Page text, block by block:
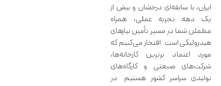
ایران، با سابقه‌ای درخشان و بیش از
یک دهه تجربه عملی، همراه
مطمئن شما در مسیر تأمین نیازهای
هیدرولیکی است. افتخار می‌کنیم که
مورد اعتماد برترین کارخانه‌ها،
شرکت‌های صنعتی و کارگاه‌های
تولیدی سراسر کشور هستیم. در